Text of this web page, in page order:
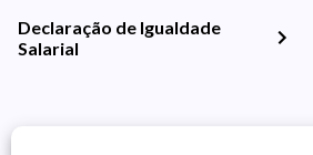
Declaração de Igualdade
Salarial